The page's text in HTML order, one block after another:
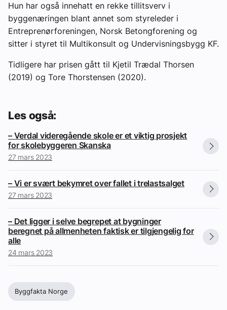
Hun har også innehatt en rekke tillitsverv i
byggenæringen blant annet som styreleder i
Entreprenørforeningen, Norsk Betongforening og
sitter i styret til Multikonsult og Undervisningsbygg KF.
Tidligere har prisen gått til Kjetil Trædal Thorsen
(2019) og Tore Thorstensen (2020).
Les også:
– Verdal videregående skole er et viktig prosjekt
for skolebyggeren Skanska
27 mars 2023
– Vi er svært bekymret over fallet i trelastsalget
27 mars 2023
– Det ligger i selve begrepet at bygninger
beregnet på allmenheten faktisk er tilgjengelig for
alle
24 mars 2023
Byggfakta Norge